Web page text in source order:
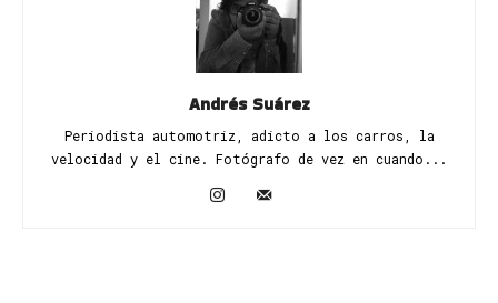
Andrés Suárez
Periodista automotriz, adicto a los carros, la
velocidad y el cine. Fotógrafo de vez en cuando...